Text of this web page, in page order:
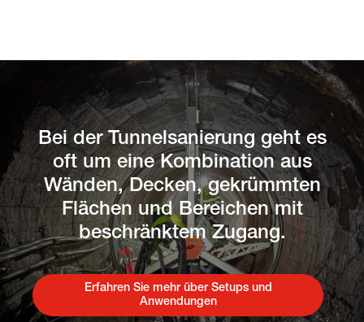
Bei der Tunnelsanierung geht es
oft um eine Kombination aus
Wänden, Decken, gekrümmten
Flächen und Bereichen mit
beschränktem Zugang.
Erfahren Sie mehr über Setups und
Anwendungen